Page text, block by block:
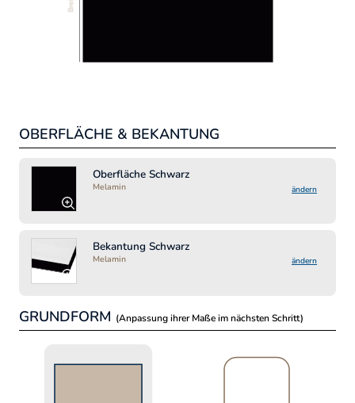
OBERFLÄCHE & BEKANTUNG
Oberfläche Schwarz
Melamin ändern
Bekantung Schwarz
Melamin ändern
GRUNDFORM (Anpassung ihrer Maße im nächsten Schritt)